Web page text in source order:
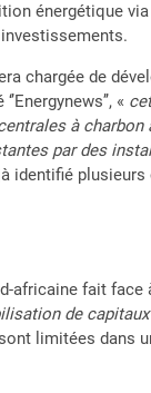
énergétique
chargée de
«
à
par des
identifié
africaine fait face
de
limitées dans